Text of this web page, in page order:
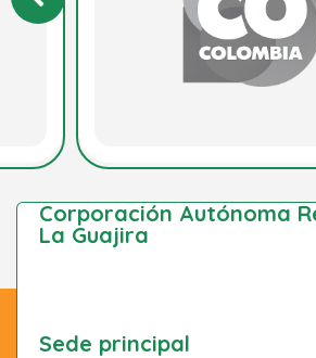
Corporación Autónoma
La Guajira
Sede principal